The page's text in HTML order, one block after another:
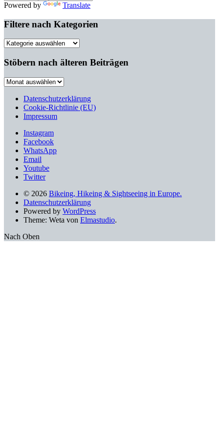
Powered by Translate
Filtere nach Kategorien
Filtere
Kategorien
Stöbern nach älteren Beiträgen
Stöbern
älteren
Beiträgen
Datenschutzerklärung
Cookie-Richtlinie (EU)
Impressum
Instagram
Facebook
WhatsApp
Email
Youtube
Twitter
© 2026 Bikeing, Hikeing & Sightseeing in Europe.
Datenschutzerklärung
Powered by WordPress
Theme: Weta von Elmastudio.
Nach Oben